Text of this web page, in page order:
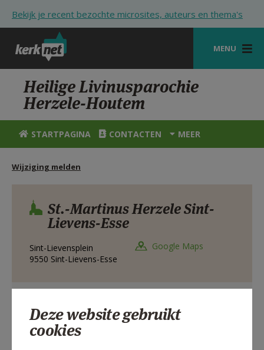
Bekijk je recent bezochte microsites, auteurs en thema's
MENU
STARTPAGINA
KERK
VIERINGEN
HULP
STARTPAGINA PORTAAL
MIJN PAROCHIE
Heilige Livinusparochie
Herzele-Houtem
STARTPAGINA CONTACTEN MEER
Wijziging melden
St.-Martinus Herzele Sint-
Lievens-Esse
Sint-Lievensplein
9550 Sint-Lievens-Esse
Google Maps
Deze website gebruikt
cookies